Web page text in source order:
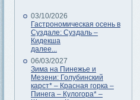
03/10/2026
Гастрономическая осень в
Суздале: Суздаль –
Кидекша
далее...
06/03/2027
Зима на Пинежье и
Мезени: Голубинский
карст* – Красная горка –
Пинега – Кулогора* –